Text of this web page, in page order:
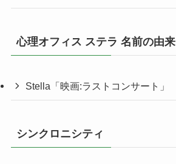
心理オフィス ステラ 名前の由来
Stella「映画:ラストコンサート」
シンクロニシティ